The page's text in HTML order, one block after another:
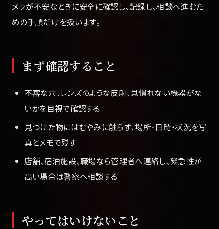
メラが不安なときに安全に確認し、記録し、相談へ進むた
めの手順だけを扱います。
まず確認すること
不審な穴、レンズのような反射、見慣れない機器がな
いかを目視で確認する
見つけた物にはむやみに触らず、場所・日時・状況を写
真とメモで残す
店舗、宿泊施設、職場なら管理者へ連絡し、緊急性が
高い場合は警察へ相談する
やってはいけないこと